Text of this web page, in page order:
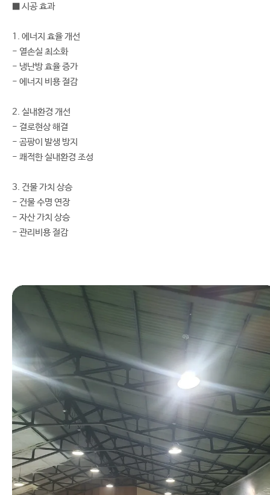
■ 시공 효과
1. 에너지 효율 개선
- 열손실 최소화
- 냉난방 효율 증가
- 에너지 비용 절감
2. 실내환경 개선
- 결로현상 해결
- 곰팡이 발생 방지
- 쾌적한 실내환경 조성
3. 건물 가치 상승
- 건물 수명 연장
- 자산 가치 상승
- 관리비용 절감